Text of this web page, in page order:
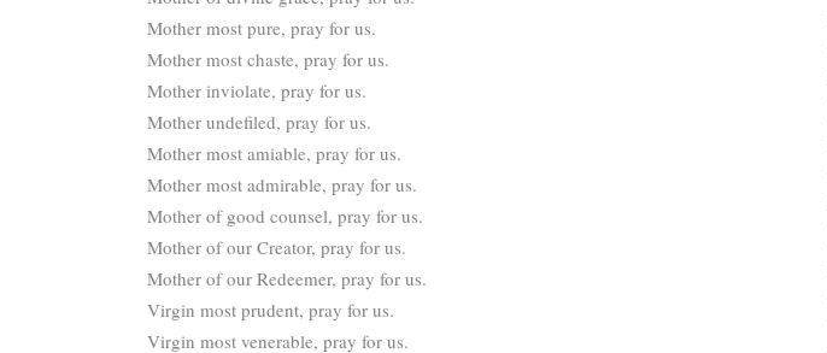
Mother most pure, pray for us.
Mother most chaste, pray for us.
Mother inviolate, pray for us.
Mother undefiled, pray for us.
Mother most amiable, pray for us.
Mother most admirable, pray for us.
Mother of good counsel, pray for us.
Mother of our Creator, pray for us.
Mother of our Redeemer, pray for us.
Virgin most prudent, pray for us.
Virgin most venerable, pray for us.